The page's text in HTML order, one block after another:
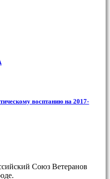
восптанию на 2017-
Союз Ветеранов